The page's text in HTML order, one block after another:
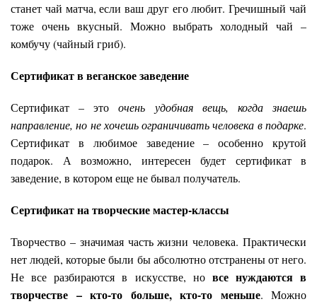
станет чай матча, если ваш друг его любит. Гречишный чай
тоже очень вкусный. Можно выбрать холодный чай –
комбучу (чайный гриб).
Сертификат в веганское заведение
Сертификат – этоочень удобная вещь, когда знаешь
направление, но не хочешь ограничивать человека в подарке.
Сертификат в любимое заведение – особенно крутой
подарок. А возможно, интересен будет сертификат в
заведение, в котором еще не бывал получатель.
Сертификат на творческие мастер-классы
Творчество – значимая часть жизни человека. Практически
нет людей, которые были бы абсолютно отстранены от него.
Не все разбираются в искусстве, но все нуждаются в
творчестве – кто-то больше, кто-то меньше. Можно